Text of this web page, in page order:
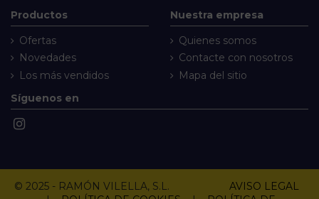
Productos
Ofertas
Novedades
Los más vendidos
Nuestra empresa
Quienes somos
Contacte con nosotros
Mapa del sitio
Síguenos en
© 2025 - RAMÓN VILELLA, S.L. AVISO LEGAL